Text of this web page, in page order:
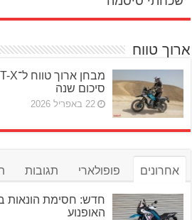
ארוך טווח
סיכום שנה
22 באפריל 2026
אחרונים פופולארי תגובות
חדש: חסימת הונאות
האופנוע